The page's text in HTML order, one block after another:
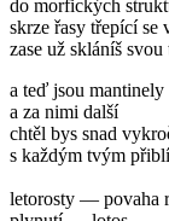
do morfických
skrze řasy třepící se
zase už skláníš
a teď jsou mantinely
a za nimi další
chtěl bys snad
s každým tvým
pocit
letorosty — povaha